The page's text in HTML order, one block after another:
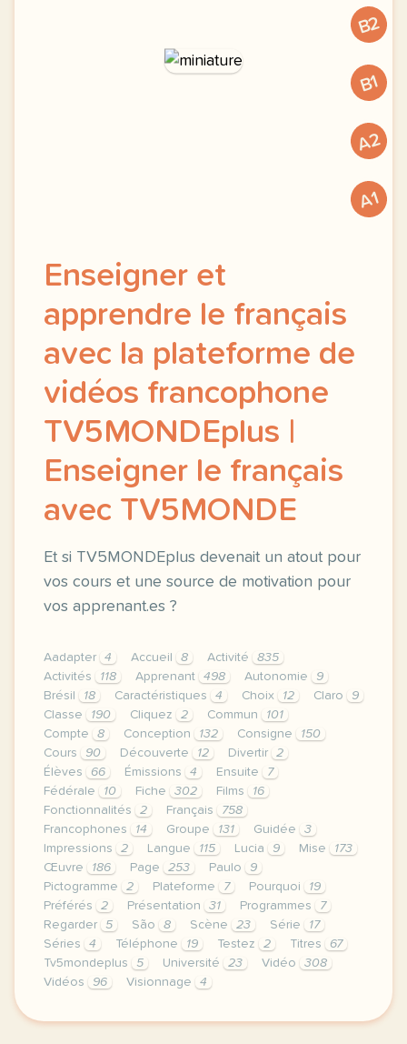
B2
B1
A2
A1
Enseigner et
apprendre le français
avec la plateforme de
vidéos francophone
TV5MONDEplus |
Enseigner le français
avec TV5MONDE
Et si TV5MONDEplus devenait un atout pour
vos cours et une source de motivation pour
vos apprenant.es ?
Aadapter 4 Accueil 8 Activité
835
Activités
118 Apprenant 498 Autonomie
9
Brésil
18 Caractéristiques 4 Choix 12 Claro
9
Classe
190 Cliquez 2 Commun
101
Compte
8 Conception 132 Consigne
150
Cours
90 Découverte 12 Divertir
2
Élèves
66 Émissions 4 Ensuite
7
Fédérale
10 Fiche 302 Films
16
Fonctionnalités
2 Français
758
Francophones
14 Groupe 131 Guidée
3
Impressions
2 Langue 115 Lucia 9 Mise
173
Œuvre
186 Page 253 Paulo
9
Pictogramme
2 Plateforme 7 Pourquoi
19
Préférés
2 Présentation 31 Programmes
7
Regarder
5 São 8 Scène 23 Série
17
Séries
4 Téléphone 19 Testez 2 Titres
67
Tv5mondeplus
5 Université 23 Vidéo
308
Vidéos
96 Visionnage 4
le respect de votre vie privee est une priorite